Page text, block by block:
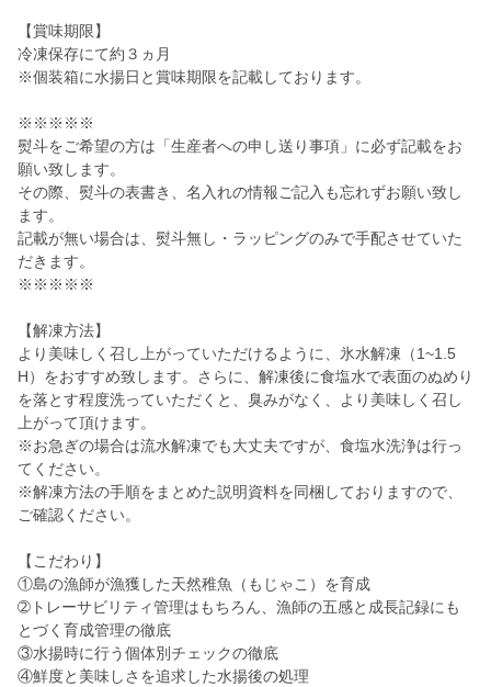
【賞味期限】
冷凍保存にて約３ヵ月
※個装箱に水揚日と賞味期限を記載しております。
※※※※※
熨斗をご希望の方は「生産者への申し送り事項」に必ず記載をお
願い致します。
その際、熨斗の表書き、名入れの情報ご記入も忘れずお願い致し
ます。
記載が無い場合は、熨斗無し・ラッピングのみで手配させていた
だきます。
※※※※※
【解凍方法】
より美味しく召し上がっていただけるように、氷水解凍（1~1.5
H）をおすすめ致します。さらに、解凍後に食塩水で表面のぬめり
を落とす程度洗っていただくと、臭みがなく、より美味しく召し
上がって頂けます。
※お急ぎの場合は流水解凍でも大丈夫ですが、食塩水洗浄は行っ
てください。
※解凍方法の手順をまとめた説明資料を同梱しておりますので、
ご確認ください。
【こだわり】
①島の漁師が漁獲した天然稚魚（もじゃこ）を育成
➁トレーサビリティ管理はもちろん、漁師の五感と成長記録にも
とづく育成管理の徹底
③水揚時に行う個体別チェックの徹底
④鮮度と美味しさを追求した水揚後の処理